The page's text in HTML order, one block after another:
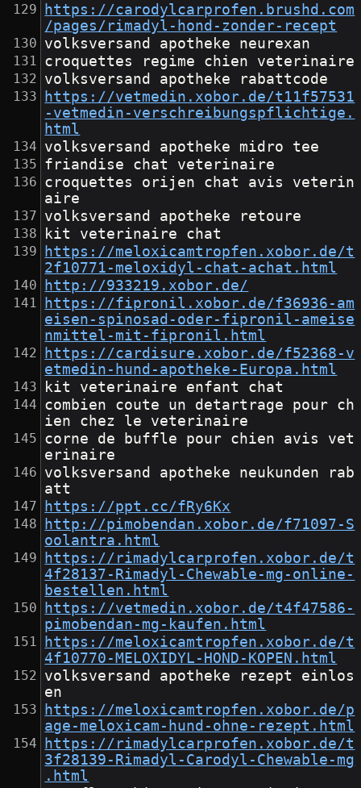
https://carodylcarprofen.brushd.com
/pages/rimadyl-hond-zonder-recept
volksversand apotheke neurexan
croquettes regime chien veterinaire
volksversand apotheke rabattcode
https://vetmedin.xobor.de/t11f57531
-vetmedin-verschreibungspflichtige.
html
volksversand apotheke midro tee
friandise chat veterinaire
croquettes orijen chat avis veterin
aire
volksversand apotheke retoure
kit veterinaire chat
https://meloxicamtropfen.xobor.de/t
2f10771-meloxidyl-chat-achat.html
http://933219.xobor.de/
https://fipronil.xobor.de/f36936-am
eisen-spinosad-oder-fipronil-ameise
nmittel-mit-fipronil.html
https://cardisure.xobor.de/f52368-v
etmedin-hund-apotheke-Europa.html
kit veterinaire enfant chat
combien coute un detartrage pour ch
ien chez le veterinaire
corne de buffle pour chien avis vet
erinaire
volksversand apotheke neukunden rab
att
https://ppt.cc/fRy6Kx
http://pimobendan.xobor.de/f71097-S
oolantra.html
https://rimadylcarprofen.xobor.de/t
4f28137-Rimadyl-Chewable-mg-online-
bestellen.html
https://vetmedin.xobor.de/t4f47586-
pimobendan-mg-kaufen.html
https://meloxicamtropfen.xobor.de/t
4f10770-MELOXIDYL-HOND-KOPEN.html
volksversand apotheke rezept einlos
en
https://meloxicamtropfen.xobor.de/p
age-meloxicam-hund-ohne-rezept.html
https://rimadylcarprofen.xobor.de/t
3f28139-Rimadyl-Carodyl-Chewable-mg
.html